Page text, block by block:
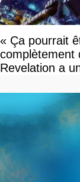
« Ça pourrait
complètement
Revelation a